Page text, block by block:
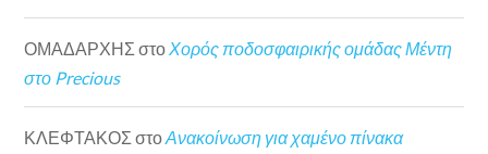
ΟΜΑΔΑΡΧΗΣ στο Χορός ποδοσφαιρικής ομάδας Μέντη
στο Precious
ΚΛΕΦΤΑΚΟΣ στοΑνακοίνωση για χαμένο πίνακα